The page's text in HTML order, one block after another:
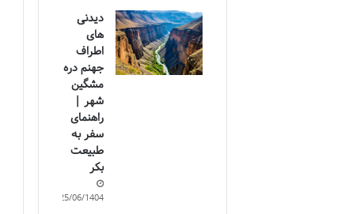
دیدنی
های
اطراف
جهنم دره
مشگین
شهر |
راهنمای
سفر به
طبیعت
بکر
25/06/1404